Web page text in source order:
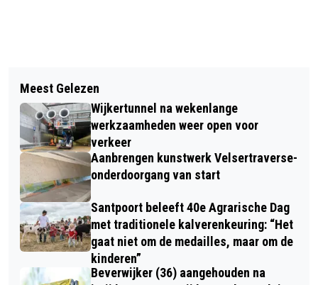
VERMISTE EN GEVONDEN DIEREN
DIERENAMBULANCE KENNEMERLAND
29/7/2024
IN DE BAN VAN DE RINGEN (#5):
FABELACHTIGE SPELEN VOOR
POEDELTRIMMERS
Meest Gelezen
Wijkertunnel na wekenlange
werkzaamheden weer open voor
verkeer
Aanbrengen kunstwerk Velsertraverse-
onderdoorgang van start
Santpoort beleeft 40e Agrarische Dag
met traditionele kalverenkeuring: “Het
gaat niet om de medailles, maar om de
kinderen”
Beverwijker (36) aangehouden na